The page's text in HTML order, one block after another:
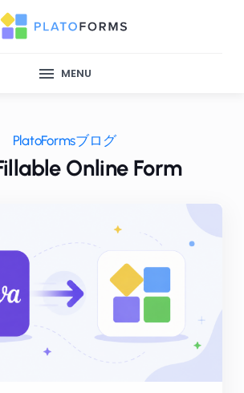
MENU
PlatoFormsブログ
Online Form